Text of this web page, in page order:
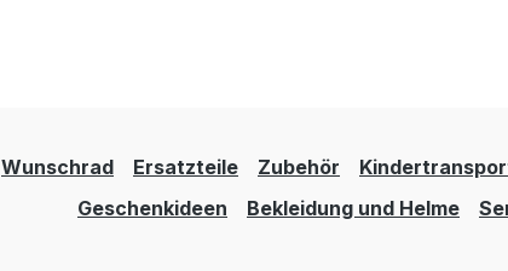
Wunschrad Ersatzteile Zubehör
Geschenkideen
Bekleidung und Helme